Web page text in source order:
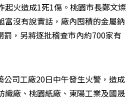
起火造成1死1傷。桃園市長鄭文燦
富沒有說實話，廠內囤積的金屬鈉
，另將逐批稽查市內約700家有
公司工廠20日中午發生火警，造成
織廠、桃園紙廠、東陽工業及國晟